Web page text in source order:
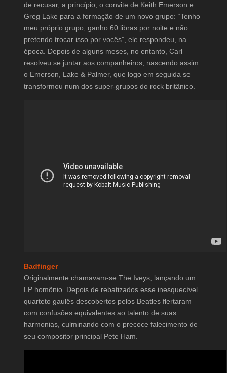
de recusar, a princípio, o convite de Keith Emerson e
Greg Lake para a formação de um novo grupo: “Tenho
meu próprio grupo, ganho 60 libras por noite e não
pretendo trocar isso por vocês”, ele respondeu, na
época. Depois de alguns meses, no entanto, Carl
resolveu se juntar aos companheiros, nascendo assim
o Emerson, Lake & Palmer, que logo em seguida se
transformou num dos super-grupos do rock britânico.
Badfinger
Originalmente chamavam-se The Iveys, lançando um
LP homônio. Depois de rebatizados esse inesquecível
quarteto gaulês descobertos pelos Beatles flertaram
com confusões equivalentes ao talento de suas
harmonias, culminando com o precoce falecimento de
seu compositor principal Pete Ham.